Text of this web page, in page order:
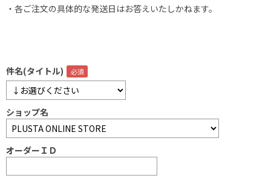
・各ご注文の具体的な発送日はお答えいたしかねます。
件名(タイトル)
ショップ名
オーダーＩＤ